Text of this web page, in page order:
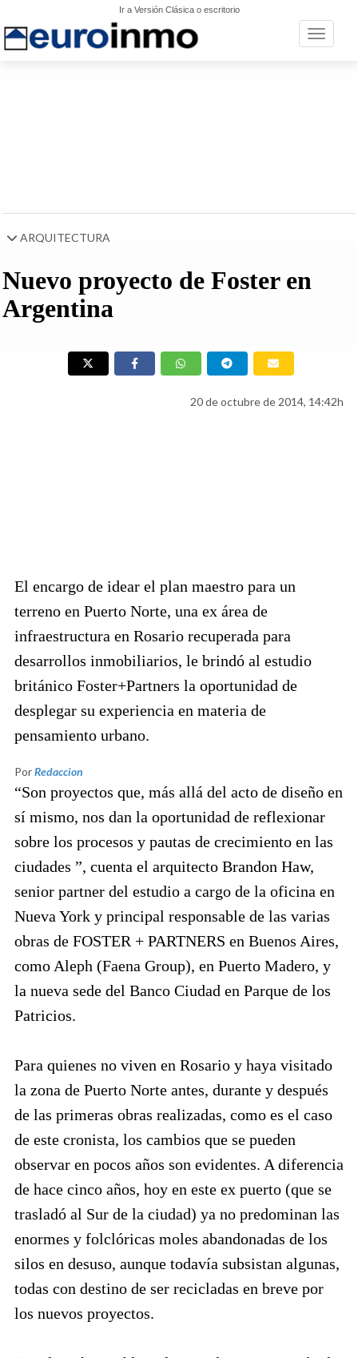
Ir a Versión Clásica o escritorio
Toggle
ARQUITECTURA
Nuevo proyecto de Foster en
Argentina
20 de octubre de 2014, 14:42h
El encargo de idear el plan maestro para un
terreno en Puerto Norte, una ex área de
infraestructura en Rosario recuperada para
desarrollos inmobiliarios, le brindó al estudio
británico Foster+Partners la oportunidad de
desplegar su experiencia en materia de
pensamiento urbano.
PorRedaccion
“Son proyectos que, más allá del acto de diseño en
sí mismo, nos dan la oportunidad de reflexionar
sobre los procesos y pautas de crecimiento en las
ciudades ”, cuenta el arquitecto Brandon Haw,
senior partner del estudio a cargo de la oficina en
Nueva York y principal responsable de las varias
obras de FOSTER + PARTNERS en Buenos Aires,
como Aleph (Faena Group), en Puerto Madero, y
la nueva sede del Banco Ciudad en Parque de los
Patricios.
Para quienes no viven en Rosario y haya visitado
la zona de Puerto Norte antes, durante y después
de las primeras obras realizadas, como es el caso
de este cronista, los cambios que se pueden
observar en pocos años son evidentes. A diferencia
de hace cinco años, hoy en este ex puerto (que se
trasladó al Sur de la ciudad) ya no predominan las
enormes y folclóricas moles abandonadas de los
silos en desuso, aunque todavía subsistan algunas,
todas con destino de ser recicladas en breve por
los nuevos proyectos.